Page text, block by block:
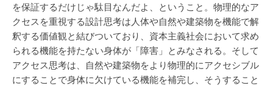
を保証するだけじゃ駄目なんだよ、ということ。物理的なア
クセスを重視する設計思考は人体や自然や建築物を機能で解
釈する価値観と結びついており、資本主義社会において求め
られる機能を持たない身体が「障害」とみなされる。そして
アクセス思考は、自然や建築物をより物理的にアクセシブル
にすることで身体に欠けている機能を補完し、そうすること